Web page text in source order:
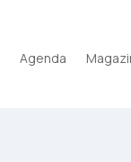
Agenda